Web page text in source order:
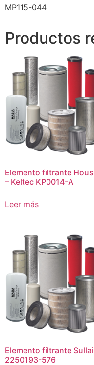
MP115-044
Productos
Elemento filtrante
– Keltec KP0014-A
Leer más
Elemento filtrante
2250193-576